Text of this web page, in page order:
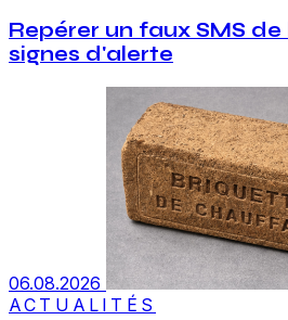
Repérer un faux SMS de
signes d'alerte
06.08.2026
ACTUALITÉS